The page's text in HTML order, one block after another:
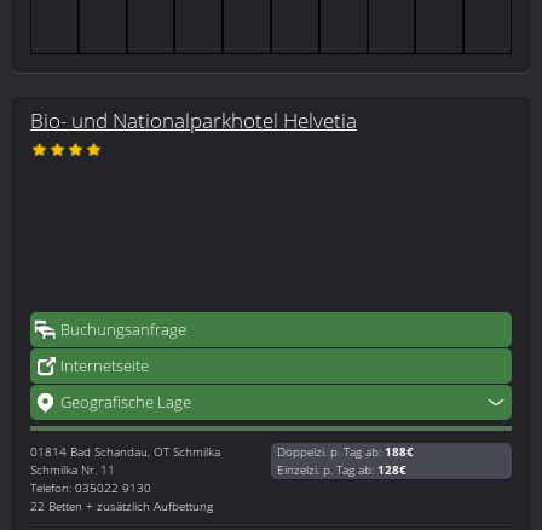
Bio- und Nationalparkhotel Helvetia
Buchungsanfrage
Internetseite
Geografische Lage
01814 Bad Schandau, OT Schmilka
Schmilka Nr. 11
Telefon: 035022 9130
22 Betten + zusätzlich Aufbettung
Doppelzi. p. Tag ab: 188€
Einzelzi. p. Tag ab: 128€